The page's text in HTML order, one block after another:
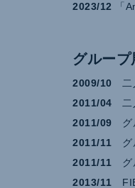
2023/12 「
グループ
2009/10 二
2011/04 二
2011/09 グ
2011/11 グ
2011/11 グ
2013/11